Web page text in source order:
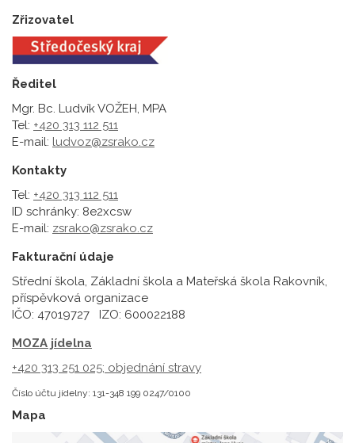
Zřizovatel
Ředitel
Mgr. Bc. Ludvík VOŽEH, MPA
Tel: +420 313 112 511
E-mail: ludvoz@zsrako.cz
Kontakty
Tel: +420 313 112 511
ID schránky: 8e2xcsw
E-mail: zsrako@zsrako.cz
Fakturační údaje
Střední škola, Základní škola a Mateřská škola Rakovník,
příspěvková organizace
IČO: 47019727 IZO: 600022188
MOZA jídelna
+420 313 251 025; objednání stravy
Číslo účtu jídelny: 131-348 199 0247/0100
Mapa